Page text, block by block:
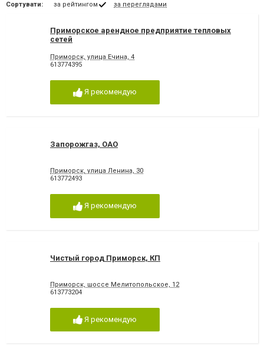
Сортувати: за рейтингом за переглядами
Приморское арендное предприятие тепловых
сетей
Приморск, улица Ечина, 4
613774395
Я рекомендую
Запорожгаз, ОАО
Приморск, улица Ленина, 30
613772493
Я рекомендую
Чистый город Приморск, КП
Приморск, шоссе Мелитопольское, 12
613773204
Я рекомендую